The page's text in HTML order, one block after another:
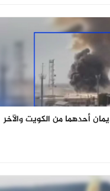
أحدهما من الكويت والآخر